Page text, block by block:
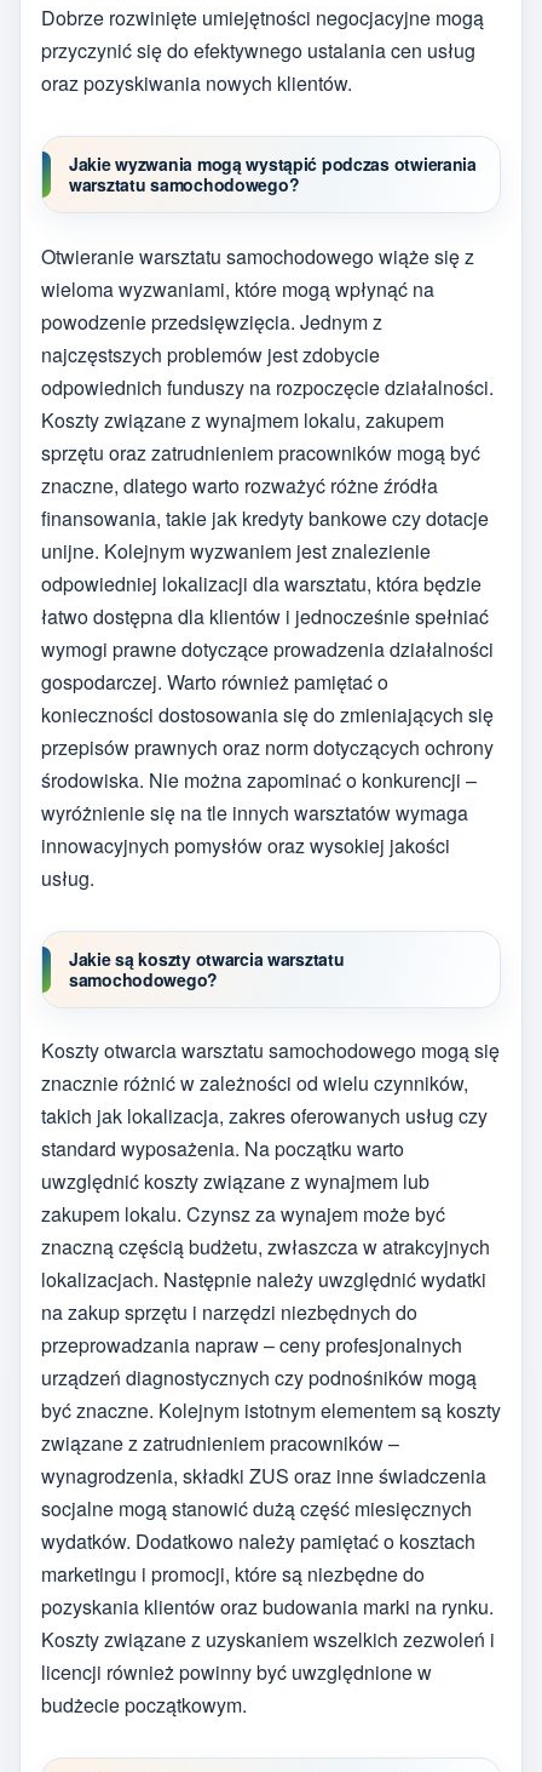
Dobrze rozwinięte umiejętności negocjacyjne mogą
przyczynić się do efektywnego ustalania cen usług
oraz pozyskiwania nowych klientów.
Jakie wyzwania mogą wystąpić podczas otwierania
warsztatu samochodowego?
Otwieranie warsztatu samochodowego wiąże się z
wieloma wyzwaniami, które mogą wpłynąć na
powodzenie przedsięwzięcia. Jednym z
najczęstszych problemów jest zdobycie
odpowiednich funduszy na rozpoczęcie działalności.
Koszty związane z wynajmem lokalu, zakupem
sprzętu oraz zatrudnieniem pracowników mogą być
znaczne, dlatego warto rozważyć różne źródła
finansowania, takie jak kredyty bankowe czy dotacje
unijne. Kolejnym wyzwaniem jest znalezienie
odpowiedniej lokalizacji dla warsztatu, która będzie
łatwo dostępna dla klientów i jednocześnie spełniać
wymogi prawne dotyczące prowadzenia działalności
gospodarczej. Warto również pamiętać o
konieczności dostosowania się do zmieniających się
przepisów prawnych oraz norm dotyczących ochrony
środowiska. Nie można zapominać o konkurencji –
wyróżnienie się na tle innych warsztatów wymaga
innowacyjnych pomysłów oraz wysokiej jakości
usług.
Jakie są koszty otwarcia warsztatu
samochodowego?
Koszty otwarcia warsztatu samochodowego mogą się
znacznie różnić w zależności od wielu czynników,
takich jak lokalizacja, zakres oferowanych usług czy
standard wyposażenia. Na początku warto
uwzględnić koszty związane z wynajmem lub
zakupem lokalu. Czynsz za wynajem może być
znaczną częścią budżetu, zwłaszcza w atrakcyjnych
lokalizacjach. Następnie należy uwzględnić wydatki
na zakup sprzętu i narzędzi niezbędnych do
przeprowadzania napraw – ceny profesjonalnych
urządzeń diagnostycznych czy podnośników mogą
być znaczne. Kolejnym istotnym elementem są koszty
związane z zatrudnieniem pracowników –
wynagrodzenia, składki ZUS oraz inne świadczenia
socjalne mogą stanowić dużą część miesięcznych
wydatków. Dodatkowo należy pamiętać o kosztach
marketingu i promocji, które są niezbędne do
pozyskania klientów oraz budowania marki na rynku.
Koszty związane z uzyskaniem wszelkich zezwoleń i
licencji również powinny być uwzględnione w
budżecie początkowym.